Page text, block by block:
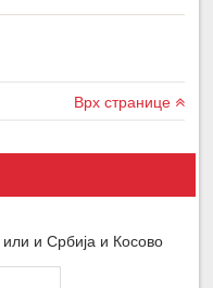
Врх странице
и Србија и Косово